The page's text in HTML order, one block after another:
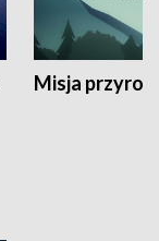
Misja